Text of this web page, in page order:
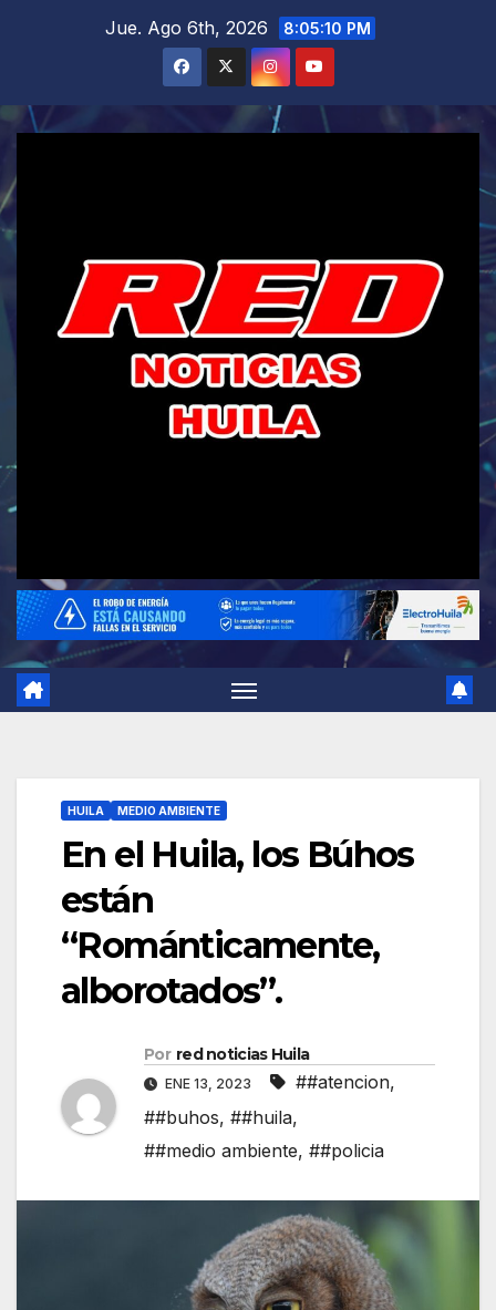
Jue. Ago 6th, 2026 8:05:11 PM
HUILA MEDIO AMBIENTE
En el Huila, los Búhos
están
“Románticamente,
alborotados”.
Por red noticias Huila
ENE 13, 2023 ##atencion,
##buhos, ##huila,
##medio ambiente, ##policia